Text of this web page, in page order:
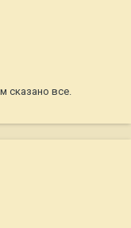
сказано все.